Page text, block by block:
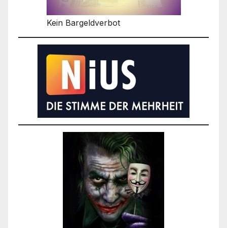
Kein Bargeldverbot